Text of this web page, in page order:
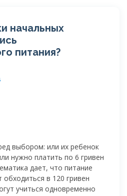
начальных
питания?
выбором: или их ребенок
нужно платить по 6 гривен
дает, что питание
в 120 гривен
учиться одновременно